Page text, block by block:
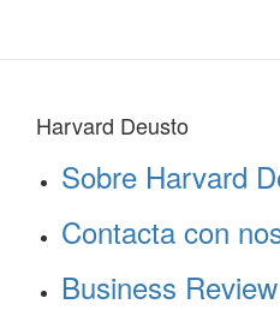
Harvard Deusto
Sobre Harvard
Contacta con
Business